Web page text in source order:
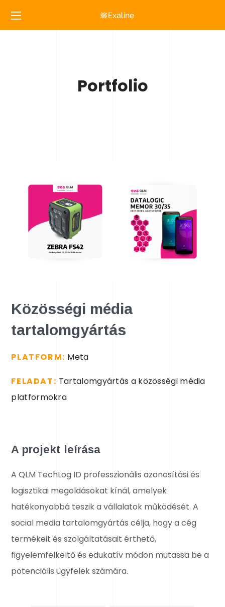
Portfolio
Közösségi média
tartalomgyártás
PLATFORM: Meta
FELADAT: Tartalomgyártás a közösségi média
platformokra
A projekt leírása
A QLM TechLog ID professzionális azonosítási és
logisztikai megoldásokat kínál, amelyek
hatékonyabbá teszik a vállalatok működését. A
social media tartalomgyártás célja, hogy a cég
termékeit és szolgáltatásait érthető,
figyelemfelkeltő és edukatív módon mutassa be a
potenciális ügyfelek számára.